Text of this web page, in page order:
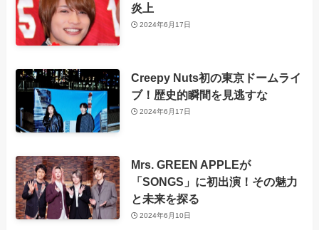
炎上
2024年6月17日
Creepy Nuts初の東京ドームライ
ブ！歴史的瞬間を見逃すな
2024年6月17日
Mrs. GREEN APPLEが
「SONGS」に初出演！その魅力
と未来を探る
2024年6月10日